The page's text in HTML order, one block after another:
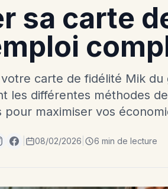
sa carte
carte de fidélité Mik
les différentes méthodes
pour maximiser vos
08/02/2026 6 min de lecture